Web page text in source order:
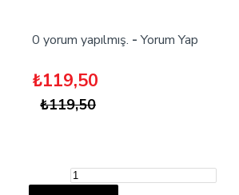
0 yorum yapılmış. - Yorum Yap
₺119,50
₺119,50